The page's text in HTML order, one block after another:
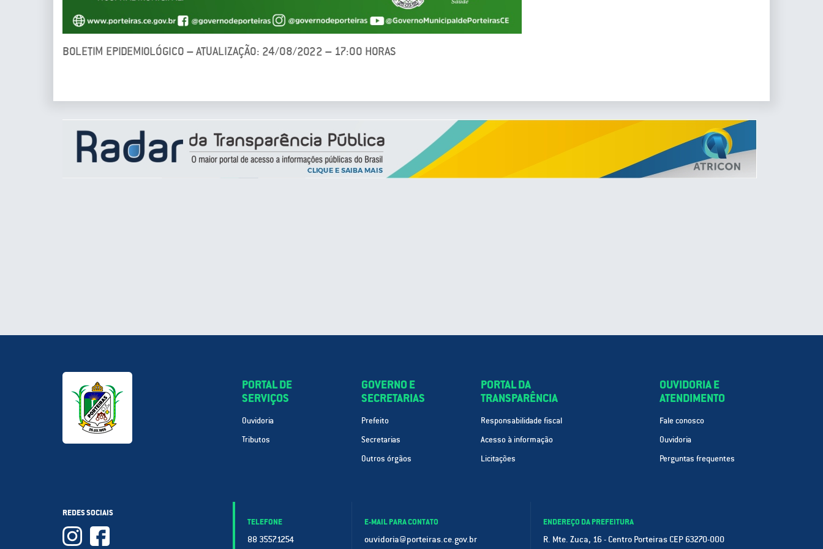
BOLETIM EPIDEMIOLÓGICO – ATUALIZAÇÃO: 24/08/2022 – 17:00 HORAS
PORTAL DE
SERVIÇOS
Ouvidoria
Tributos
GOVERNO E
SECRETARIAS
Prefeito
Secretarias
Outros órgãos
PORTAL DA
TRANSPARÊNCIA
Responsabilidade fiscal
Acesso à informação
Licitações
OUVIDORIA E
ATENDIMENTO
Fale conosco
Ouvidoria
Perguntas frequentes
REDES SOCIAIS
TELEFONE
88 3557.1254
E-MAIL PARA CONTATO
ouvidoria@porteiras.ce.gov.br
ENDEREÇO DA PREFEITURA
R. Mte. Zuca, 16 - Centro Porteiras CEP 63270-000